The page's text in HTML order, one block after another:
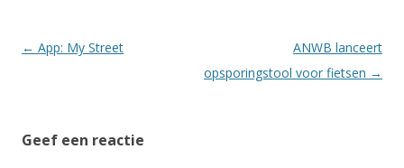
Berichtnavigatie
← App: My Street
ANWB lanceert
opsporingstool voor fietsen →
Geef een reactie